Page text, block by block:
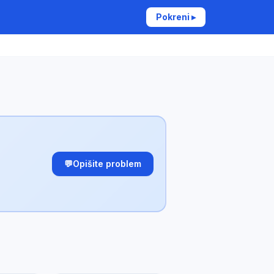
Pokreni ▸
💬Opišite problem